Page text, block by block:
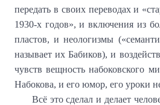
передать в своих переводах и
1930-х годов», и включения из
пластов, и неологизмы
называет их Бабиков), и
чувств вещность набоковского
Набокова, и его юмор, его уроки
Всё это сделал и делает